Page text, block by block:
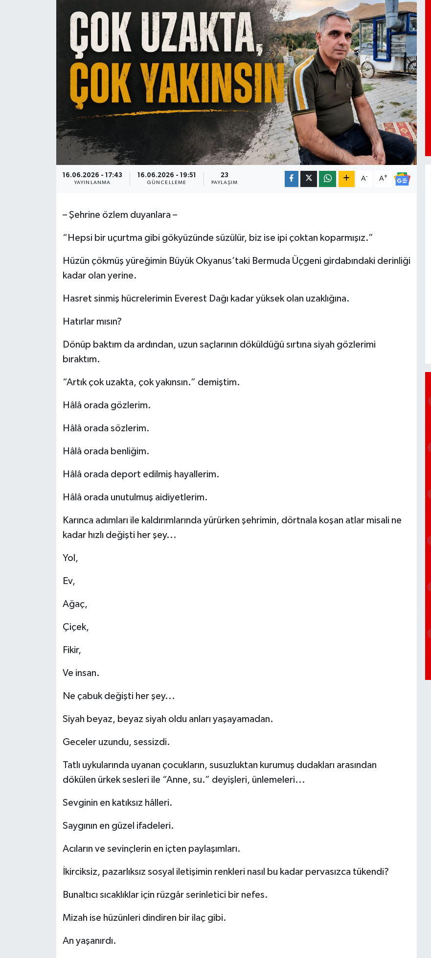
16.06.2026 - 17:43
YAYINLANMA
16.06.2026 - 19:51
GÜNCELLEME
23
PAYLAŞIM
A- A+
– Şehrine özlem duyanlara –
“Hepsi bir uçurtma gibi gökyüzünde süzülür, biz ise ipi çoktan koparmışız.”
Hüzün çökmüş yüreğimin Büyük Okyanus’taki Bermuda Üçgeni girdabındaki derinliği
kadar olan yerine.
Hasret sinmiş hücrelerimin Everest Dağı kadar yüksek olan uzaklığına.
Hatırlar mısın?
Dönüp baktım da ardından, uzun saçlarının döküldüğü sırtına siyah gözlerimi
bıraktım.
“Artık çok uzakta, çok yakınsın.” demiştim.
Hâlâ orada gözlerim.
Hâlâ orada sözlerim.
Hâlâ orada benliğim.
Hâlâ orada deport edilmiş hayallerim.
Hâlâ orada unutulmuş aidiyetlerim.
Karınca adımları ile kaldırımlarında yürürken şehrimin, dörtnala koşan atlar misali ne
kadar hızlı değişti her şey...
Yol,
Ev,
Ağaç,
Çiçek,
Fikir,
Ve insan.
Ne çabuk değişti her şey...
Siyah beyaz, beyaz siyah oldu anları yaşayamadan.
Geceler uzundu, sessizdi.
Tatlı uykularında uyanan çocukların, susuzluktan kurumuş dudakları arasından
dökülen ürkek sesleri ile “Anne, su.” deyişleri, ünlemeleri...
Sevginin en katıksız hâlleri.
Saygının en güzel ifadeleri.
Acıların ve sevinçlerin en içten paylaşımları.
İkirciksiz, pazarlıksız sosyal iletişimin renkleri nasıl bu kadar pervasızca tükendi?
Bunaltıcı sıcaklıklar için rüzgâr serinletici bir nefes.
Mizah ise hüzünleri dindiren bir ilaç gibi.
An yaşanırdı.
RESMİ İLANLAR
SİYASET
SOLHAN